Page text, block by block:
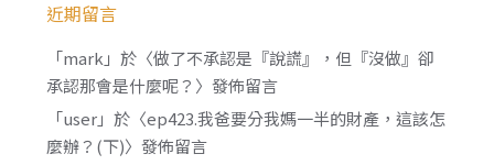
近期留言
「mark 」於〈做了不承認是『說謊』，但『沒做』卻
承認那會是什麼呢？ 〉發佈留言
「user」於〈ep423.我爸要分我媽一半的財產，這該怎
麼辦？(下)〉發佈留言